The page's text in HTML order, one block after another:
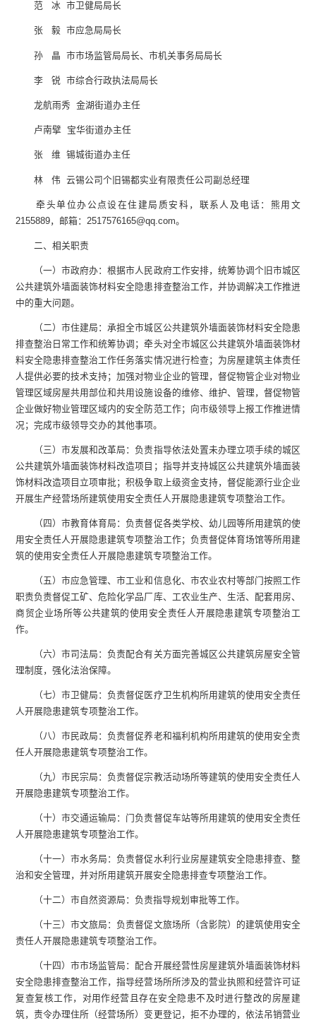
范 冰 市卫健局局长
张 毅 市应急局局长
孙 晶 市市场监管局局长、市机关事务局局长
李 锐 市综合行政执法局局长
龙航雨秀 金湖街道办主任
卢南擘 宝华街道办主任
张 维 锡城街道办主任
林 伟 云锡公司个旧锡都实业有限责任公司副总经理
牵头单位办公点设在住建局质安科，联系人及电话：熊用文
2155889，邮箱：2517576165@qq.com。
二、相关职责
（一）市政府办：根据市人民政府工作安排，统筹协调个旧市城区
公共建筑外墙面装饰材料安全隐患排查整治工作，并协调解决工作推进
中的重大问题。
（二）市住建局：承担全市城区公共建筑外墙面装饰材料安全隐患
排查整治日常工作和统筹协调；牵头对全市城区公共建筑外墙面装饰材
料安全隐患排查整治工作任务落实情况进行检查；为房屋建筑主体责任
人提供必要的技术支持；加强对物业企业的管理，督促物管企业对物业
管理区域房屋共用部位和共用设施设备的维修、维护、管理，督促物管
企业做好物业管理区域内的安全防范工作；向市级领导上报工作推进情
况；完成市级领导交办的其他事项。
（三）市发展和改革局：负责指导依法处置未办理立项手续的城区
公共建筑外墙面装饰材料改造项目；指导并支持城区公共建筑外墙面装
饰材料改造项目立项审批；积极争取上级资金支持，督促能源行业企业
开展生产经营场所建筑使用安全责任人开展隐患建筑专项整治工作。
（四）市教育体育局：负责督促各类学校、幼儿园等所用建筑的使
用安全责任人开展隐患建筑专项整治工作；负责督促体育场馆等所用建
筑的使用安全责任人开展隐患建筑专项整治工作。
（五）市应急管理、市工业和信息化、市农业农村等部门按照工作
职责负责督促工矿、危险化学品厂库、工农业生产、生活、配套用房、
商贸企业场所等公共建筑的使用安全责任人开展隐患建筑专项整治工
作。
（六）市司法局：负责配合有关方面完善城区公共建筑房屋安全管
理制度，强化法治保障。
（七）市卫健局：负责督促医疗卫生机构所用建筑的使用安全责任
人开展隐患建筑专项整治工作。
（八）市民政局：负责督促养老和福利机构所用建筑的使用安全责
任人开展隐患建筑专项整治工作。
（九）市民宗局：负责督促宗教活动场所等建筑的使用安全责任人
开展隐患建筑专项整治工作。
（十）市交通运输局：门负责督促车站等所用建筑的使用安全责任
人开展隐患建筑专项整治工作。
（十一）市水务局：负责督促水利行业房屋建筑安全隐患排查、整
治和安全管理，并对所用建筑开展安全隐患排查专项整治工作。
（十二）市自然资源局：负责指导规划审批等工作。
（十三）市文旅局：负责督促文旅场所（含影院）的建筑使用安全
责任人开展隐患建筑专项整治工作。
（十四）市市场监管局：配合开展经营性房屋建筑外墙面装饰材料
安全隐患排查整治工作，指导经营场所所涉及的营业执照和经营许可证
复查复核工作，对用作经营且存在安全隐患不及时进行整改的房屋建
筑，责令办理住所（经营场所）变更登记，拒不办理的，依法吊销营业